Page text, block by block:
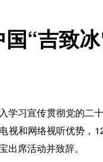
“吉致
学习宣传贯彻党的二
视和网络视听优势，
出席活动并致辞。